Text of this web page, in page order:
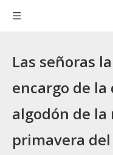
Las señoras
encargo de
algodón de la
primavera